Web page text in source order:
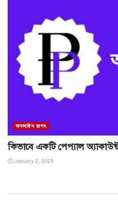
অনলাইন জগৎ
কিভাবে একটি পেপ্যাল
January 2, 2025